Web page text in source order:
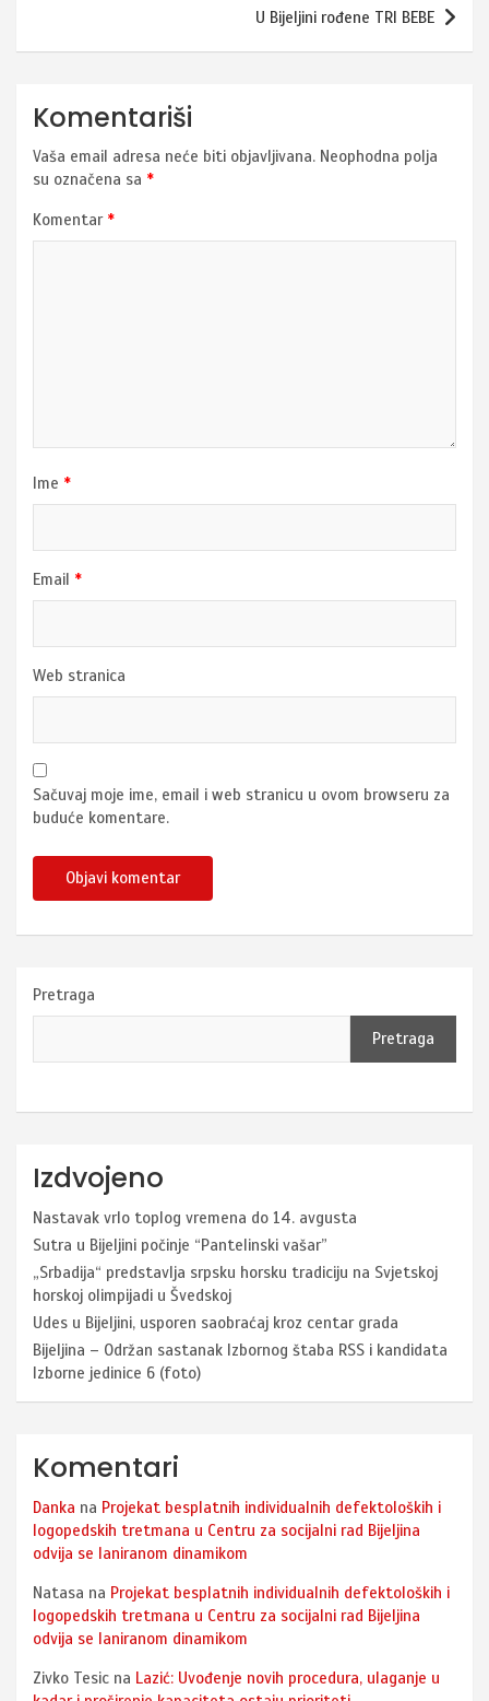
U Bijeljini rođene TRI BEBE
Komentariši
Vaša email adresa neće biti objavljivana. Neophodna polja
su označena sa *
Komentar *
Ime *
Email *
Web stranica
Sačuvaj moje ime, email i web stranicu u ovom browseru za
buduće komentare.
Pretraga
Pretraga
Izdvojeno
Nastavak vrlo toplog vremena do 14. avgusta
Sutra u Bijeljini počinje “Pantelinski vašar”
„Srbadija“ predstavlja srpsku horsku tradiciju na Svjetskoj
horskoj olimpijadi u Švedskoj
Udes u Bijeljini, usporen saobraćaj kroz centar grada
Bijeljina – Održan sastanak Izbornog štaba RSS i kandidata
Izborne jedinice 6 (foto)
Komentari
Danka na Projekat besplatnih individualnih defektoloških i
logopedskih tretmana u Centru za socijalni rad Bijeljina
odvija se laniranom dinamikom
Natasa na Projekat besplatnih individualnih defektoloških i
logopedskih tretmana u Centru za socijalni rad Bijeljina
odvija se laniranom dinamikom
Zivko Tesic na Lazić: Uvođenje novih procedura, ulaganje u